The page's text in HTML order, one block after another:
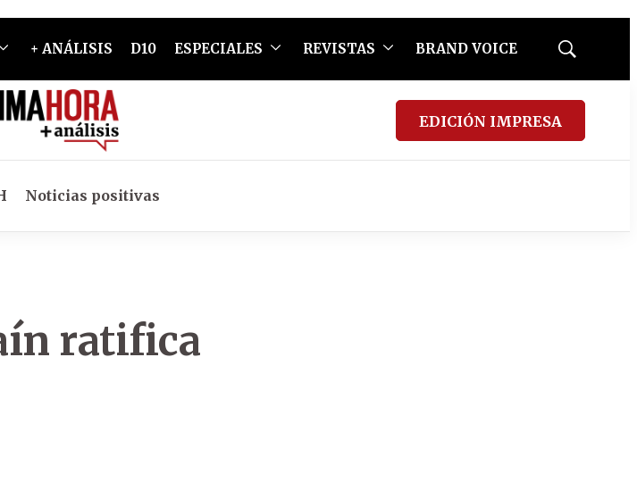
+ ANÁLISIS D10 ESPECIALES REVISTAS BRAND VOICE
Mostrar
EDICIÓN IMPRESA
Noticias positivas
ratifica